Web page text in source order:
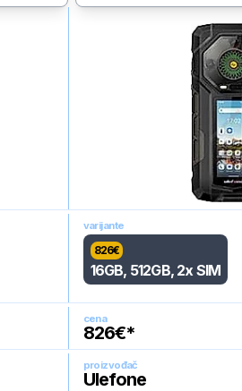
varijante
826€
16GB, 512GB, 2x SIM
cena
826€*
proizvođač
Ulefone